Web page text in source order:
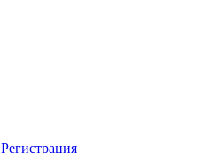
Регистрация